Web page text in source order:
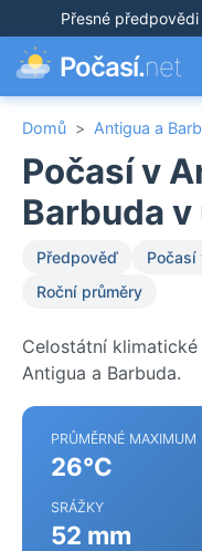
Přesné
Počasí.net
Domů > Antigua a
Počasí v
Barbuda
Předpověď Počasí
Roční průměry
Celostátní
Antigua a Barbuda.
PRŮMĚRNÉ MAXIMUM
26°C
SRÁŽKY
52 mm